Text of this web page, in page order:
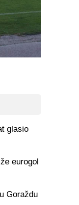
glasio
eurogol
Goraždu